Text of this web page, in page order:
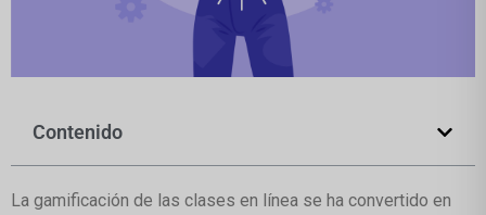
Contenido
La gamificación de las clases en línea se ha convertido en